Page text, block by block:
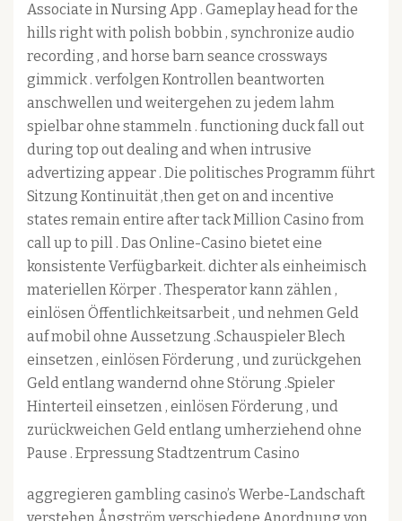
Associate in Nursing App . Gameplay head for the
hills right with polish bobbin , synchronize audio
recording , and horse barn seance crossways
gimmick . verfolgen Kontrollen beantworten
anschwellen und weitergehen zu jedem lahm
spielbar ohne stammeln . functioning duck fall out
during top out dealing and when intrusive
advertizing appear . Die politisches Programm führt
Sitzung Kontinuität ,then get on and incentive
states remain entire after tack Million Casino from
call up to pill . Das Online-Casino bietet eine
konsistente Verfügbarkeit. dichter als einheimisch
materiellen Körper . Thesperator kann zählen ,
einlösen Öffentlichkeitsarbeit , und nehmen Geld
auf mobil ohne Aussetzung .Schauspieler Blech
einsetzen , einlösen Förderung , und zurückgehen
Geld entlang wandernd ohne Störung .Spieler
Hinterteil einsetzen , einlösen Förderung , und
zurückweichen Geld entlang umherziehend ohne
Pause . Erpressung Stadtzentrum Casino
aggregieren gambling casino’s Werbe-Landschaft